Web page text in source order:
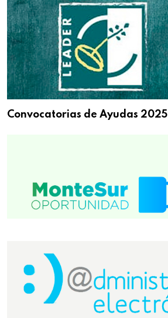
Convocatorias de Ayudas 2025